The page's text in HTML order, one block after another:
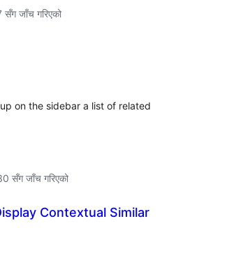
जाँच गरिएको
on the sidebar a list of related
सँग जाँच गरिएको
Contextual Similar